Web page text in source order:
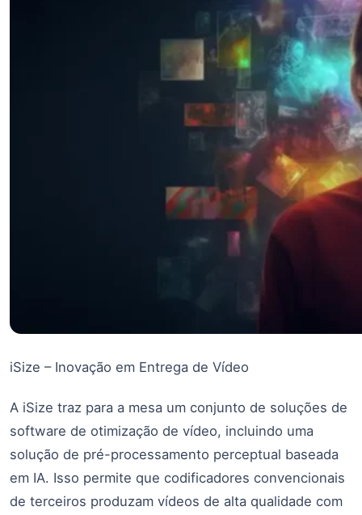
iSize – Inovação em Entrega de Vídeo
A iSize traz para a mesa um conjunto de soluções de
software de otimização de vídeo, incluindo uma
solução de pré-processamento perceptual baseada
em IA. Isso permite que codificadores convencionais
de terceiros produzam vídeos de alta qualidade com